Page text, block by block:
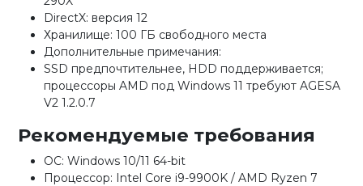
DirectX: версия 12
Хранилище: 100 ГБ свободного места
Дополнительные примечания:
SSD предпочтительнее, HDD поддерживается;
процессоры AMD под Windows 11 требуют AGESA
V2 1.2.0.7
Рекомендуемые требования
ОС: Windows 10/11 64-bit
Процессор: Intel Core i9-9900K / AMD Ryzen 7